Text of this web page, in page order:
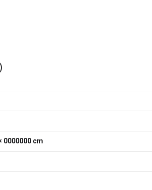
0000000 cm